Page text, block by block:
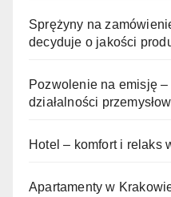
Sprężyny na
decyduje o jakości
Pozwolenie na emisję
działalności
Hotel – komfort i relaks
Apartamenty w